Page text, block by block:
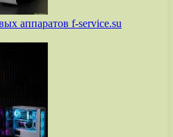
аппаратов f-service.su